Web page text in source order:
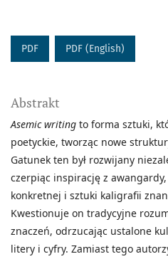
PDF PDF (English)
Abstrakt
Asemic writing to forma sztuki,
poetyckie, tworząc nowe
Gatunek ten był rozwijany
czerpiąc inspirację z
konkretnej i sztuki kaligrafii
Kwestionuje on tradycyjne
znaczeń, odrzucając ustalone
litery i cyfry. Zamiast tego